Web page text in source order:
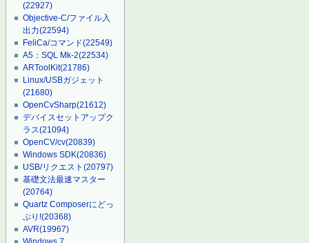
(22927)
Objective-C/ファイル入
出力(22594)
FeliCa/コマンド(22549)
A5：SQL Mk-2(22534)
ARToolKit(21786)
Linux/USBガジェット
(21680)
OpenCvSharp(21612)
デバイスセットアップク
ラス(21094)
OpenCV/cv(20839)
Windows SDK(20836)
USB/リクエスト(20797)
基礎文法最速マスター
(20764)
Quartz Composerにどっ
ぷり!(20368)
AVR(19967)